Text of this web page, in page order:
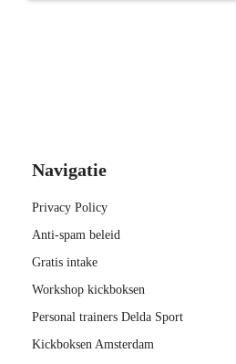
Navigatie
Privacy Policy
Anti-spam beleid
Gratis intake
Workshop kickboksen
Personal trainers Delda Sport
Kickboksen Amsterdam